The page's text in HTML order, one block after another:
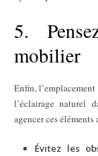
5.
mobilier
Enfin,
l’éclairage naturel
agencer ces
Évitez les